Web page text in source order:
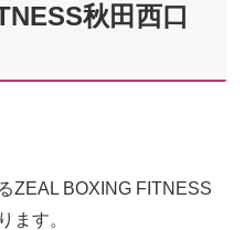
秋田西口
ZEAL BOXING FITNESS
ます。